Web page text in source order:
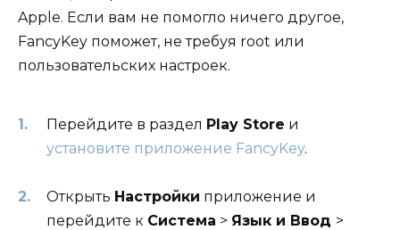
Apple. Если вам не помогло ничего другое,
FancyKey поможет, не требуя root или
пользовательских настроек.
Перейдите в раздел Play Store и
установите приложение FancyKey.
Открыть Настройки приложение и
перейдите к Система > Язык и Ввод >